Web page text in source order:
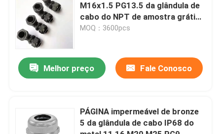
Quem Somos
M16x1.5 PG13.5 da glândula de
cabo do NPT de amostra grátis
impermeável
MOQ：3600pcs
Melhor preço Fale Conosco
PÁGINA impermeável de bronze
5 da glândula de cabo IP68 do